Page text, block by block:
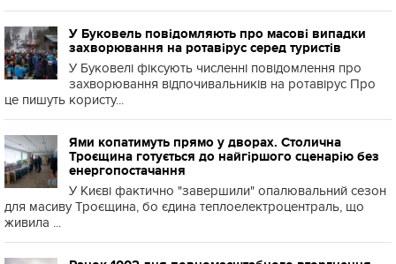
У Буковель повідомляють про масові випадки
захворювання на ротавірус серед туристів
У Буковелі фіксують численні повідомлення про
захворювання відпочивальників на ротавірус Про
це пишуть користу...
Ями копатимуть прямо у дворах. Столична
Троєщина готується до найгіршого сценарію без
енергопостачання
У Києві фактично "завершили" опалювальний сезон
для масиву Троєщина, бо єдина теплоелектроцентраль, що
живила ...